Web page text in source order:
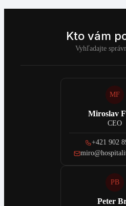
Kto vám
Vyhľadajte
MF
Miroslav
CEO
+421 902
PB
Peter